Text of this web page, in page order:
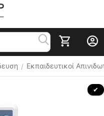
/ Εκπαιδευτικοί
✔